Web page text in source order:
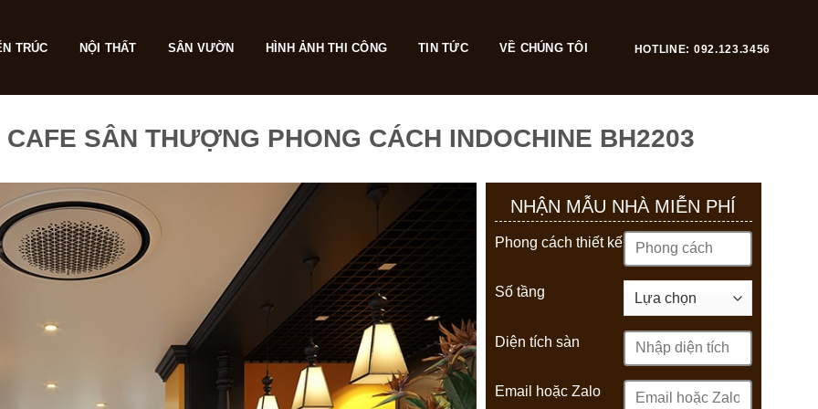
TRÚC NỘI THẤT SÂN VƯỜN HÌNH ẢNH THI CÔNG TIN TỨC VỀ CHÚNG TÔI HOTLINE: 092.123.3456
SÂN THƯỢNG PHONG CÁCH INDOCHINE BH2203
NHẬN MẪU NHÀ MIỄN PHÍ
Phong cách thiết kế
Số tầng
Diện tích sàn
Email hoặc Zalo